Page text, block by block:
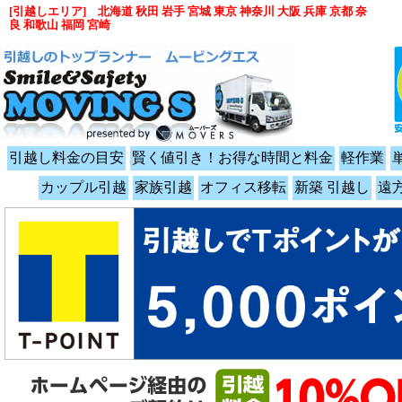
引越し料金の目安 賢く値引き！お得な時間と料金 軽作業
カップル引越 家族引越 オフィス移転 新築 引越し 遠
[引越しエリア] 北海道 秋田 岩手 宮城 東京 神奈川 大阪 兵庫 京都 奈
良 和歌山 福岡 宮崎